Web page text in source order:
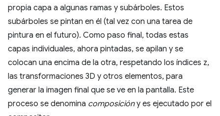
propia capa a algunas ramas y subárboles. Estos
subárboles se pintan en él (tal vez con una tarea de
pintura en el futuro). Como paso final, todas estas
capas individuales, ahora pintadas, se apilan y se
colocan una encima de la otra, respetando los índices z,
las transformaciones 3D y otros elementos, para
generar la imagen final que se ve en la pantalla. Este
proceso se denomina composicióny es ejecutado por el